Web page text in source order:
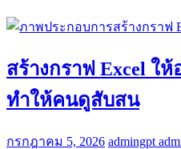
สร้างกราฟ Excel ใ
ทำให้คนดูสับสน
กรกฎาคม 5, 2026 admingpt